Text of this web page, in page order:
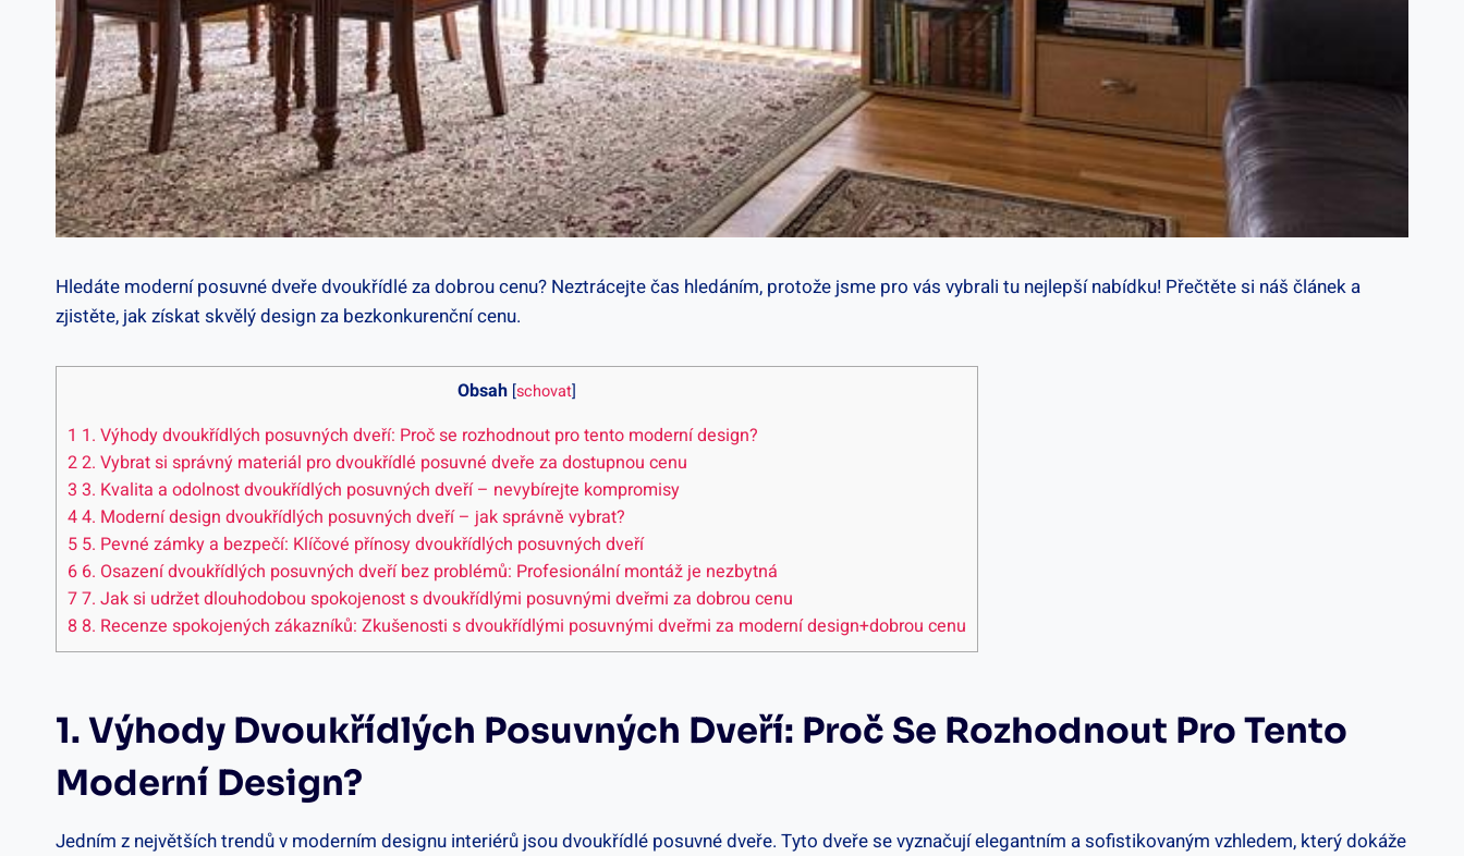
Hledáte moderní posuvné dveře dvoukřídlé za dobrou cenu? Neztrácejte čas hledáním, protože jsme pro vás vybrali tu nejlepší nabídku! Přečtěte si náš článek a
zjistěte, jak získat skvělý design za bezkonkurenční cenu.
Obsah [schovat]
1 1. Výhody dvoukřídlých posuvných dveří: Proč se rozhodnout pro tento moderní design?
22. Vybrat si správný materiál pro dvoukřídlé posuvné dveře za dostupnou cenu
3 3. Kvalita a odolnost dvoukřídlých posuvných dveří – nevybírejte kompromisy
44. Moderní design dvoukřídlých posuvných dveří – jak správně vybrat?
5 5. Pevné zámky a bezpečí: Klíčové přínosy dvoukřídlých posuvných dveří
6 6. Osazení dvoukřídlých posuvných dveří bez problémů: Profesionální montáž je nezbytná
77. Jak si udržet dlouhodobou spokojenost s dvoukřídlými posuvnými dveřmi za dobrou cenu
8 8. Recenze spokojených zákazníků: Zkušenosti s dvoukřídlými posuvnými dveřmi za moderní design+dobrou cenu
1. Výhody Dvoukřídlých Posuvných Dveří: Proč Se Rozhodnout Pro Tento
Moderní Design?
Jedním z největších trendů v moderním designu interiérů jsou dvoukřídlé posuvné dveře. Tyto dveře se vyznačují elegantním a sofistikovaným vzhledem, který dokáže